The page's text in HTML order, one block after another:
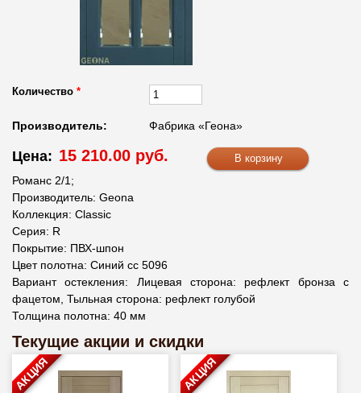
Количество *
Производитель: Фабрика «Геона»
Цена: 15 210.00 руб.
Романс 2/1;
Производитель: Geona
Коллекция: Classic
Серия: R
Покрытие: ПВХ-шпон
Цвет полотна: Синий сс 5096
Вариант остекления: Лицевая сторона: рефлект бронза с
фацетом, Тыльная сторона: рефлект голубой
Толщина полотна: 40 мм
Текущие акции и скидки
АКЦИЯ АКЦИЯ